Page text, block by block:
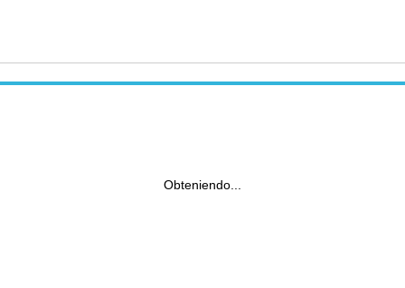
Obteniendo...